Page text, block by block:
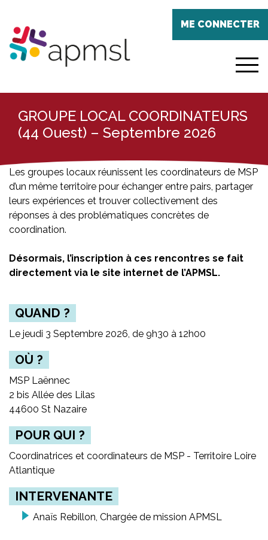
contenu
principal
ME CONNECTER
menu
GROUPE LOCAL COORDINATEURS
(44 Ouest) – Septembre 2026
Les groupes locaux réunissent les coordinateurs de MSP
d’un même territoire pour échanger entre pairs, partager
leurs expériences et trouver collectivement des
réponses à des problématiques concrètes de
coordination.
Désormais, l’inscription à ces rencontres se fait
directement via le site internet de l’APMSL.
QUAND ?
Le jeudi 3 Septembre 2026, de 9h30 à 12h00
OÙ ?
MSP Laënnec
2 bis Allée des Lilas
44600 St Nazaire
POUR QUI ?
Coordinatrices et coordinateurs de MSP - Territoire Loire
Atlantique
INTERVENANTE
Anaïs Rebillon, Chargée de mission APMSL